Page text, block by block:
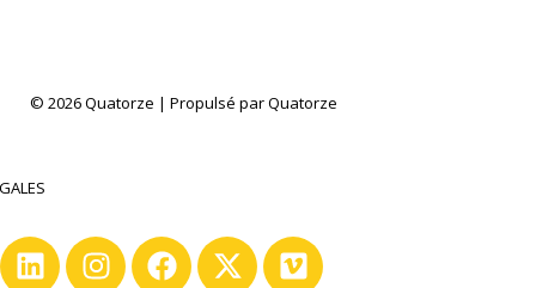
© 2026 Quatorze | Propulsé par Quatorze